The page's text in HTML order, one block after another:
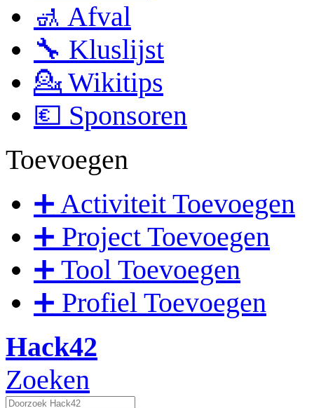
🚮 Afval
🔧 Kluslijst
💁 Wikitips
💶 Sponsoren
Toevoegen
➕ Activiteit Toevoegen
➕ Project Toevoegen
➕ Tool Toevoegen
➕ Profiel Toevoegen
Hack42
Zoeken